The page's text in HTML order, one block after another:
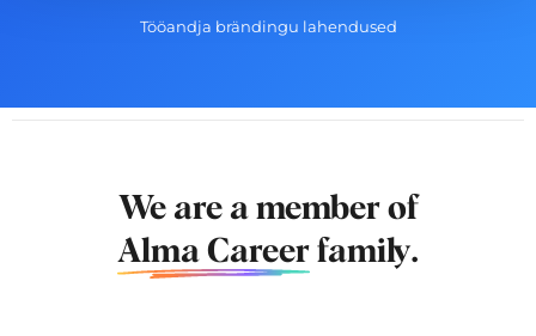
Tööandja brändingu lahendused
We are a member of
Alma Career family.